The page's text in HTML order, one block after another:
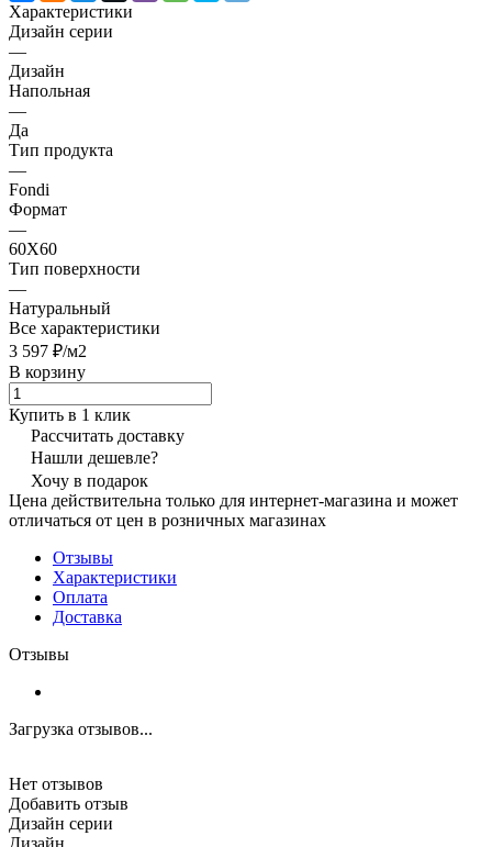
Характеристики
Дизайн серии
—
Дизайн
Напольная
—
Да
Тип продукта
—
Fondi
Формат
—
60X60
Тип поверхности
—
Натуральный
Все характеристики
3 597 ₽/м2
В корзину
Купить в 1 клик
Рассчитать доставку
Нашли дешевле?
Хочу в подарок
Цена действительна только для интернет-магазина и может
отличаться от цен в розничных магазинах
Отзывы
Характеристики
Оплата
Доставка
Отзывы
Загрузка отзывов...
Нет отзывов
Добавить отзыв
Дизайн серии
Дизайн